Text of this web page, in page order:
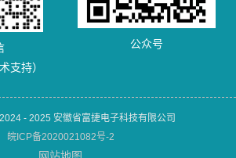
支持）
公众号
- 2025 安徽省富捷电子科技有限公司
皖ICP备2020021082号-2
网站地图